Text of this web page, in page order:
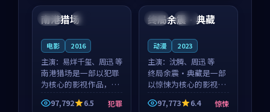
看。
美国 4K
南港猎场
电影 2016
主演： 易烊千玺、周迅 等
南港猎场是一部以犯罪
为核心的影视作品，围
绕危机、反转与人物成
长展开，整体节奏紧
97,792 6.5 犯罪
法国 院线
终局余震·典藏
动漫 2023
主演： 沈腾、周迅 等
终局余震·典藏是一部
以惊悚为核心的影视作
品，围绕危机、反转与
人物成长展开，整体节
97,773 6.4 惊悚